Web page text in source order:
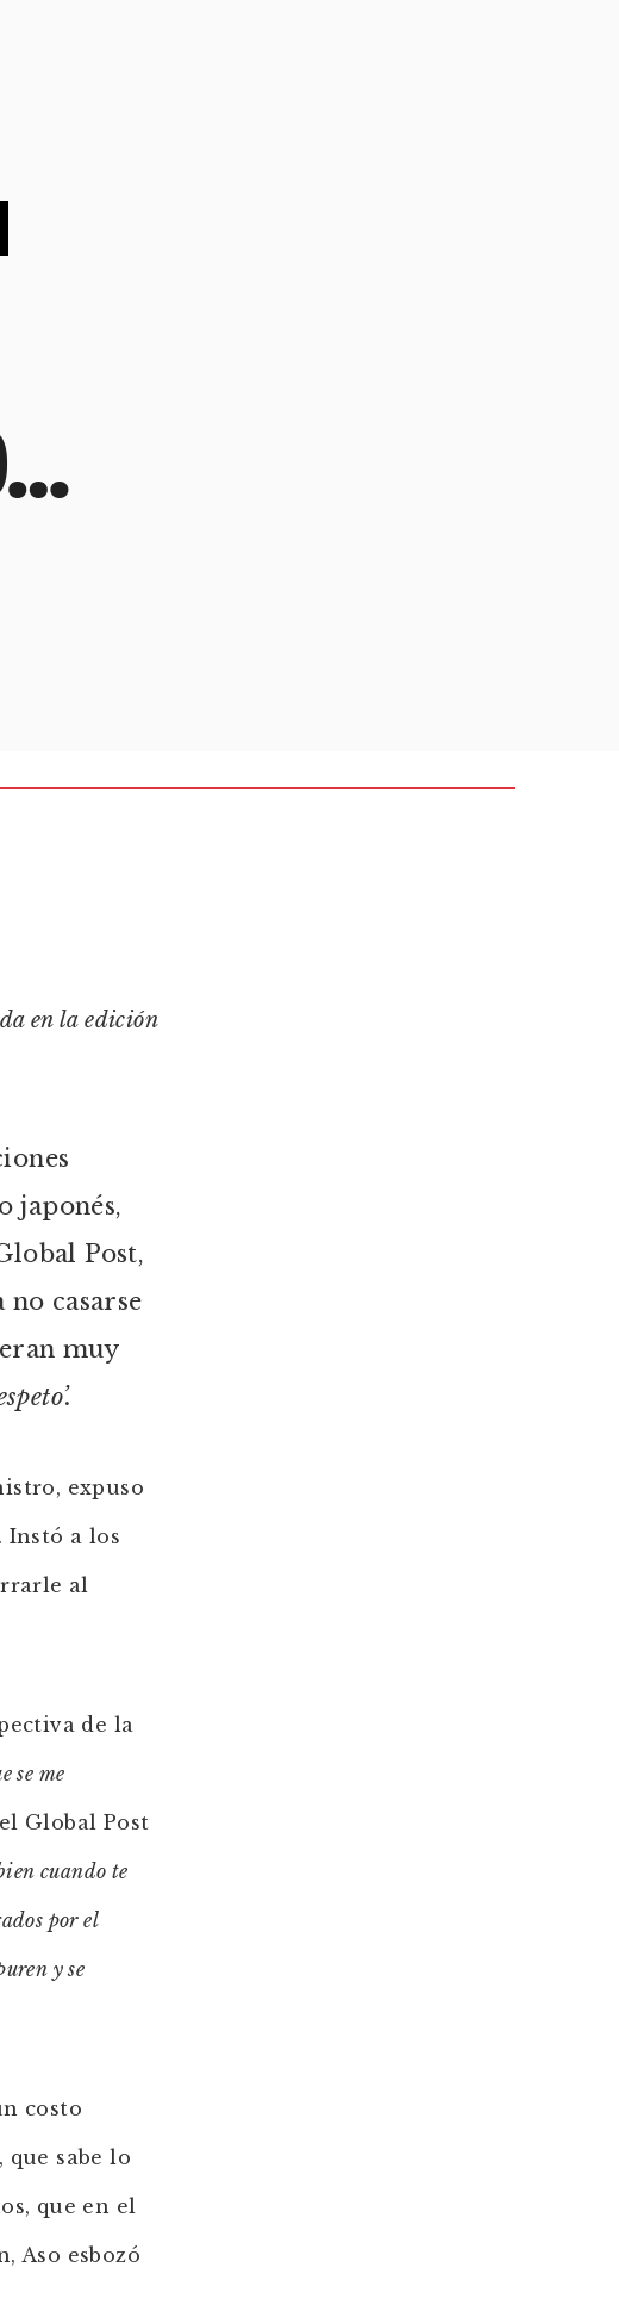
en la edición
japonés,
Post,
casarse
muy
expuso
Instó a los
al
de la
se me
Global Post
cuando te
por el
y se
costo
sabe lo
que en el
Aso esbozó